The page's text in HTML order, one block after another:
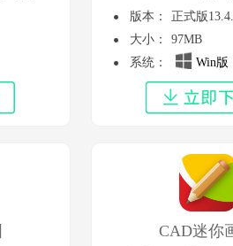
版本：
正式版
大小：
97MB
系统：
Win版
CAD迷你